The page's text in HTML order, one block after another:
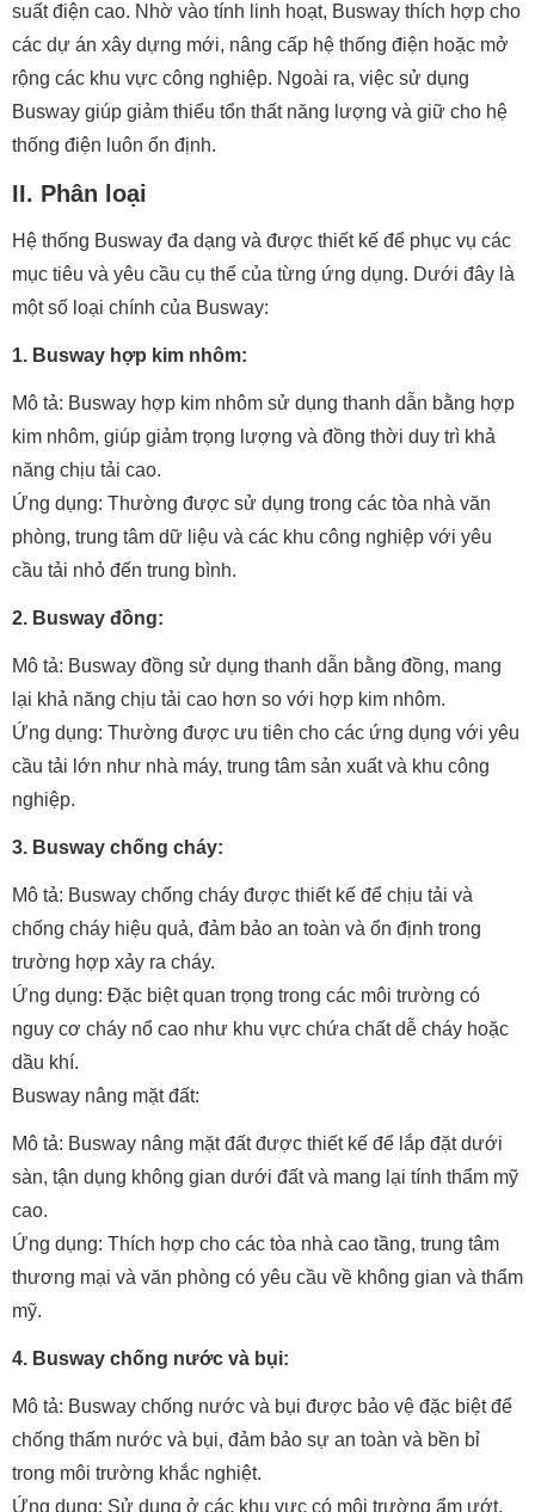
suất điện cao. Nhờ vào tính linh hoạt, Busway thích hợp cho
các dự án xây dựng mới, nâng cấp hệ thống điện hoặc mở
rộng các khu vực công nghiệp. Ngoài ra, việc sử dụng
Busway giúp giảm thiểu tổn thất năng lượng và giữ cho hệ
thống điện luôn ổn định.
II. Phân loại
Hệ thống Busway đa dạng và được thiết kế để phục vụ các
mục tiêu và yêu cầu cụ thể của từng ứng dụng. Dưới đây là
một số loại chính của Busway:
1. Busway hợp kim nhôm:
Mô tả: Busway hợp kim nhôm sử dụng thanh dẫn bằng hợp
kim nhôm, giúp giảm trọng lượng và đồng thời duy trì khả
năng chịu tải cao.
Ứng dụng: Thường được sử dụng trong các tòa nhà văn
phòng, trung tâm dữ liệu và các khu công nghiệp với yêu
cầu tải nhỏ đến trung bình.
2. Busway đồng:
Mô tả: Busway đồng sử dụng thanh dẫn bằng đồng, mang
lại khả năng chịu tải cao hơn so với hợp kim nhôm.
Ứng dụng: Thường được ưu tiên cho các ứng dụng với yêu
cầu tải lớn như nhà máy, trung tâm sản xuất và khu công
nghiệp.
3. Busway chống cháy:
Mô tả: Busway chống cháy được thiết kế để chịu tải và
chống cháy hiệu quả, đảm bảo an toàn và ổn định trong
trường hợp xảy ra cháy.
Ứng dụng: Đặc biệt quan trọng trong các môi trường có
nguy cơ cháy nổ cao như khu vực chứa chất dễ cháy hoặc
dầu khí.
Busway nâng mặt đất:
Mô tả: Busway nâng mặt đất được thiết kế để lắp đặt dưới
sàn, tận dụng không gian dưới đất và mang lại tính thẩm mỹ
cao.
Ứng dụng: Thích hợp cho các tòa nhà cao tầng, trung tâm
thương mại và văn phòng có yêu cầu về không gian và thẩm
mỹ.
4. Busway chống nước và bụi:
Mô tả: Busway chống nước và bụi được bảo vệ đặc biệt để
chống thấm nước và bụi, đảm bảo sự an toàn và bền bỉ
trong môi trường khắc nghiệt.
Ứng dụng: Sử dụng ở các khu vực có môi trường ẩm ướt,